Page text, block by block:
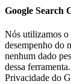
Google Search
Nós utilizamos o
desempenho do
nenhum dado
dessa
Privacidade do